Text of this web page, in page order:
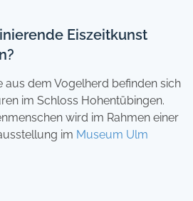
Eiszeitkunst
aus dem Vogelherd befinden sich
im Schloss Hohentübingen.
wird im Rahmen einer
im Museum Ulm